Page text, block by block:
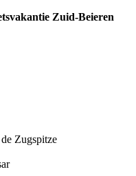
Zuid-Beieren
Zugspitze